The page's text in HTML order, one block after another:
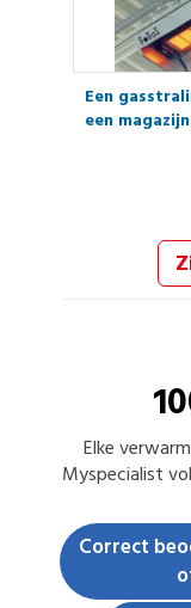
Een
een magazijn
Elke
Myspecialist
Correct